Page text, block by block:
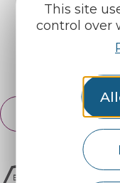
This site
control over
English
Français